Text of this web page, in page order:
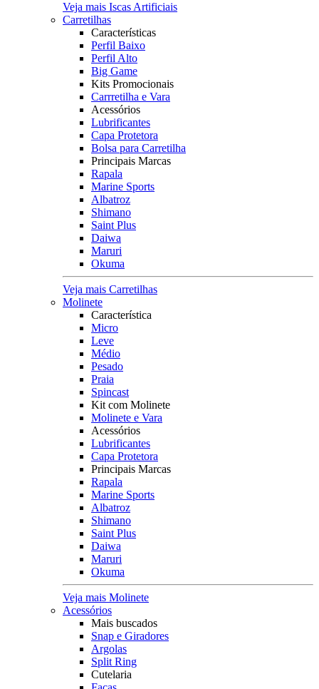
Veja mais Iscas Artificiais
Carretilhas
Características
Perfil Baixo
Perfil Alto
Big Game
Kits Promocionais
Carrretilha e Vara
Acessórios
Lubrificantes
Capa Protetora
Bolsa para Carretilha
Principais Marcas
Rapala
Marine Sports
Albatroz
Shimano
Saint Plus
Daiwa
Maruri
Okuma
Veja mais Carretilhas
Molinete
Característica
Micro
Leve
Médio
Pesado
Praia
Spincast
Kit com Molinete
Molinete e Vara
Acessórios
Lubrificantes
Capa Protetora
Principais Marcas
Rapala
Marine Sports
Albatroz
Shimano
Saint Plus
Daiwa
Maruri
Okuma
Veja mais Molinete
Acessórios
Mais buscados
Snap e Giradores
Argolas
Split Ring
Cutelaria